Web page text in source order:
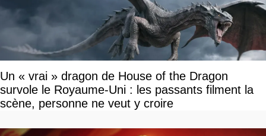
Un « vrai » dragon de House of the Dragon
survole le Royaume-Uni : les passants filment la
scène, personne ne veut y croire